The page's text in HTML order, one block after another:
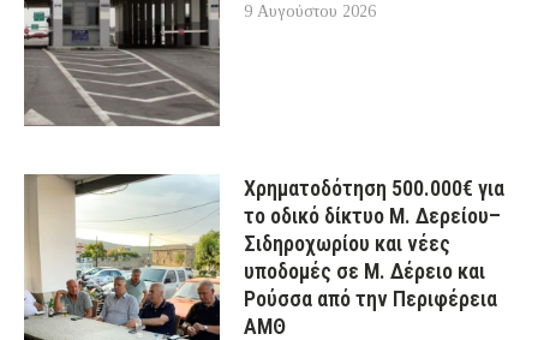
9 Αυγούστου 2026
Χρηματοδότηση 500.000€ για
το οδικό δίκτυο Μ. Δερείου–
Σιδηροχωρίου και νέες
υποδομές σε Μ. Δέρειο και
Ρούσσα από την Περιφέρεια
ΑΜΘ